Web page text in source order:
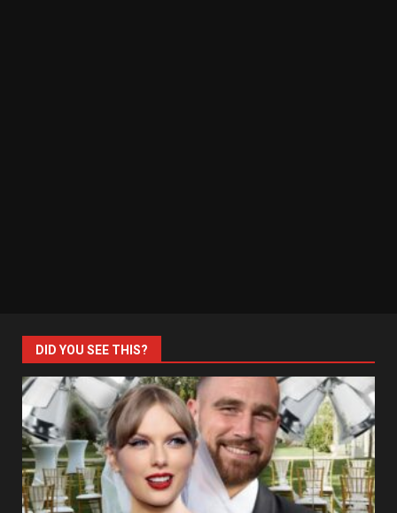
DID YOU SEE THIS?